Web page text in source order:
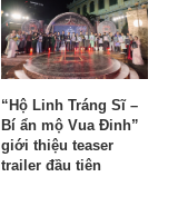
“Hộ Linh Tráng Sĩ –
Bí ẩn mộ Vua Đinh”
giới thiệu teaser
trailer đầu tiên